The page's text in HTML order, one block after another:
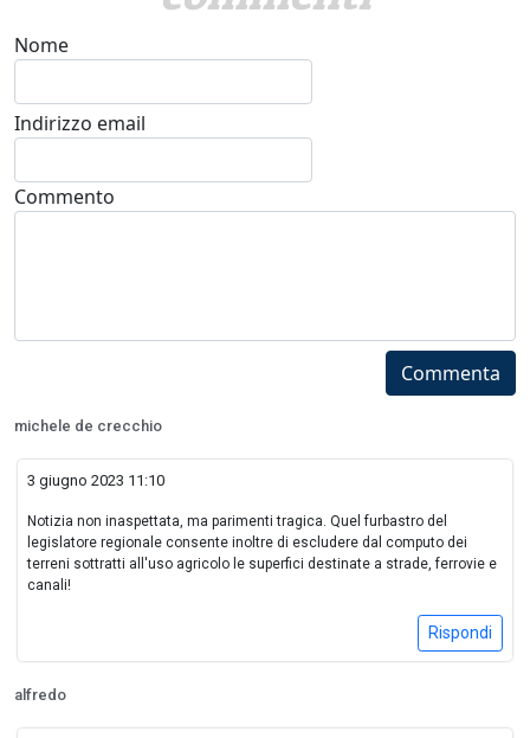
Nome
Indirizzo email
Commento
Commenta
michele de crecchio
3 giugno 2023 11:10
Notizia non inaspettata, ma parimenti tragica. Quel furbastro del
legislatore regionale consente inoltre di escludere dal computo dei
terreni sottratti all'uso agricolo le superfici destinate a strade, ferrovie e
canali!
Rispondi
alfredo